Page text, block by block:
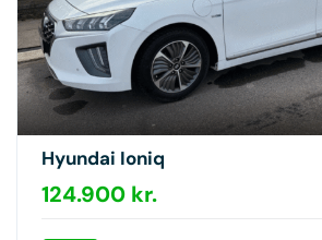
Hyundai Ioniq
124.900 kr.